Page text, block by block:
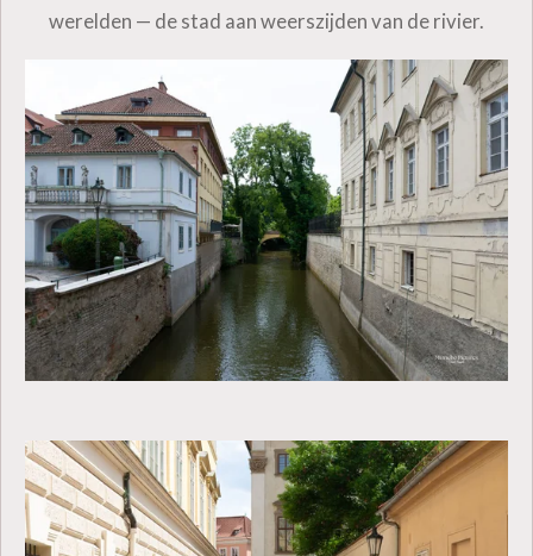
werelden — de stad aan weerszijden van de rivier.